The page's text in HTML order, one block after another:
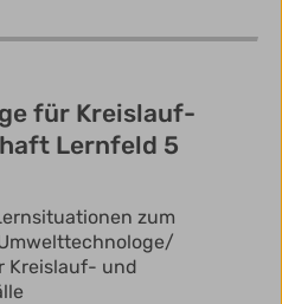
für Kreislauf-
Lernfeld 5
zum
Kreislauf- und